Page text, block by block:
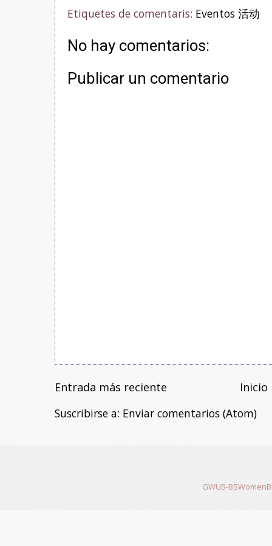
Etiquetes de comentaris: Eventos 活动
No hay comentarios:
Publicar un comentario
Entrada más reciente
Inicio
Suscribirse a: Enviar comentarios (Atom)
GWUB-